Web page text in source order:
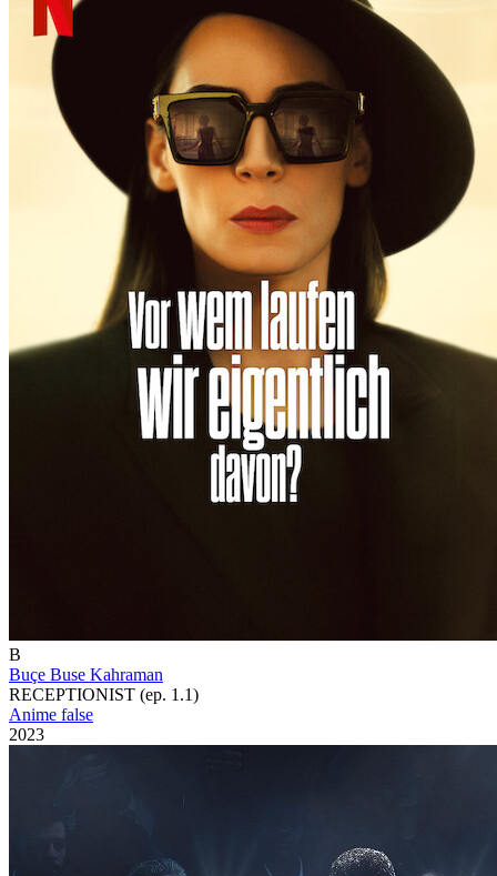
B
Buçe Buse Kahraman
RECEPTIONIST (ep. 1.1)
Anime false
2023